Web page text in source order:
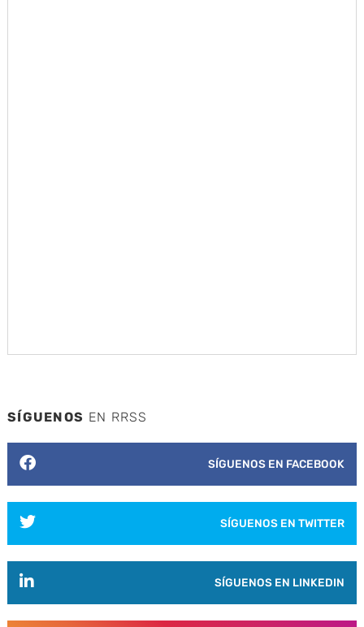
SÍGUENOS EN RRSS
SÍGUENOS EN FACEBOOK
SÍGUENOS EN TWITTER
SÍGUENOS EN LINKEDIN